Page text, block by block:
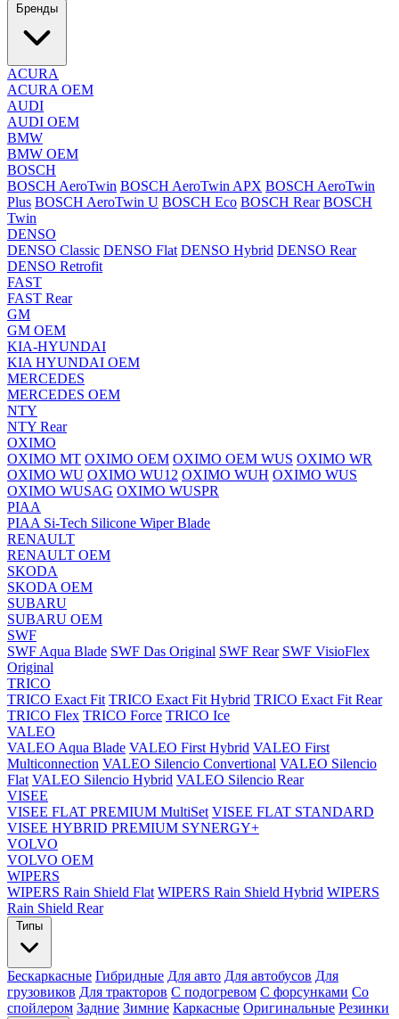
Бренды
ACURA
ACURA OEM
AUDI
AUDI OEM
BMW
BMW OEM
BOSCH
BOSCH AeroTwin BOSCH AeroTwin APX BOSCH AeroTwin
Plus BOSCH AeroTwin U BOSCH Eco BOSCH Rear BOSCH
Twin
DENSO
DENSO Classic DENSO Flat DENSO Hybrid DENSO Rear
DENSO Retrofit
FAST
FAST Rear
GM
GM OEM
KIA-HYUNDAI
KIA HYUNDAI OEM
MERCEDES
MERCEDES OEM
NTY
NTY Rear
OXIMO
OXIMO MT OXIMO OEM OXIMO OEM WUS OXIMO WR
OXIMO WU OXIMO WU12 OXIMO WUH OXIMO WUS
OXIMO WUSAG OXIMO WUSPR
PIAA
PIAA Si-Tech Silicone Wiper Blade
RENAULT
RENAULT OEM
SKODA
SKODA OEM
SUBARU
SUBARU OEM
SWF
SWF Aqua Blade SWF Das Original SWF Rear SWF VisioFlex
Original
TRICO
TRICO Exact Fit TRICO Exact Fit Hybrid TRICO Exact Fit Rear
TRICO Flex TRICO Force TRICO Ice
VALEO
VALEO Aqua Blade VALEO First Hybrid VALEO First
Multiconnection VALEO Silencio Convertional VALEO Silencio
Flat VALEO Silencio Hybrid VALEO Silencio Rear
VISEE
VISEE FLAT PREMIUM MultiSet VISEE FLAT STANDARD
VISEE HYBRID PREMIUM SYNERGY+
VOLVO
VOLVO OEM
WIPERS
WIPERS Rain Shield Flat WIPERS Rain Shield Hybrid WIPERS
Rain Shield Rear
Типы
Бескаркасные Гибридные Для авто Для автобусов Для
грузовиков Для тракторов С подогревом С форсунками Со
спойлером Задние Зимние Каркасные Оригинальные Резинки